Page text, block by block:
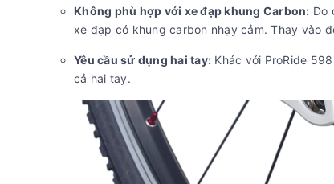
Không phù hợp với xe đạp khung Carbon: Do
xe đạp có khung carbon nhạy cảm. Thay vào
Yêu cầu sử dụng hai tay: Khác với ProRide
cả hai tay.